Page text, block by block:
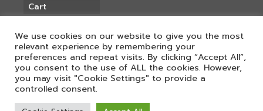
เครื่องพิมพ์ซับลิเมชั่น Arena A1522
เครื่องพิมพ์ซับลิเมชั่น
sublimation printer
printer sublimation
Cart
ค้นหา
We use cookies on our website to give you the most
relevant experience by remembering your
preferences and repeat visits. By clicking “Accept All”,
you consent to the use of ALL the cookies. However,
you may visit "Cookie Settings" to provide a
controlled consent.